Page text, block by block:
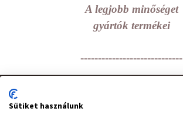
A legjobb minőséget
gyártók termékei
-----------------------------
hírlevél feliratkozás
Sütiket használunk